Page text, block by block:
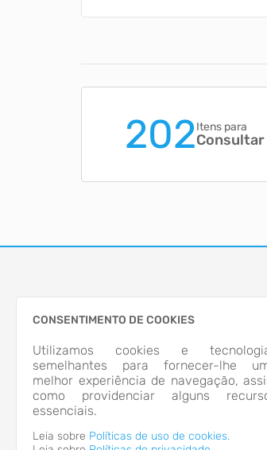
CONSENTIMENTO DE COOKIES
Utilizamos cookies e
semelhantes para fornecer-lhe
melhor experiência de navegação,
como providenciar alguns
essenciais.
Leia sobre Políticas de uso de cookies.
202Itens para
Consultar